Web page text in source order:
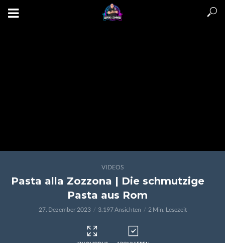
VIDEOS
Pasta alla Zozzona | Die schmutzige
Pasta aus Rom
27. Dezember 2023 3.197 Ansichten 2 Min. Lesezeit